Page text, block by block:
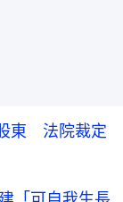
東 法院裁定